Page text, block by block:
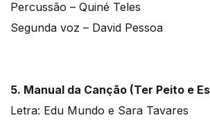
Percussão – Quiné Teles
Segunda voz – David Pessoa
5. Manual da Canção (Ter Peito e
Letra: Edu Mundo e Sara Tavares